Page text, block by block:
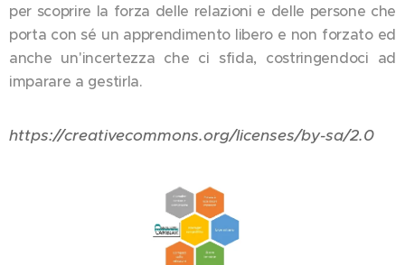
per scoprire la forza delle relazioni e delle persone che
porta con sé un apprendimento libero e non forzato ed
anche un'incertezza che ci sfida, costringendoci ad
imparare a gestirla.
https://creativecommons.org/licenses/by-sa/2.0